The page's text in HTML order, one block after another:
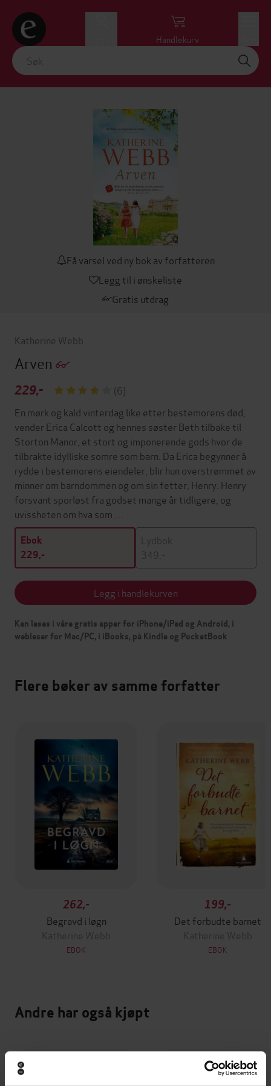
Handlekurv
Få varsel ved ny bok av forfatteren
Legg til i ønskeliste
Gratis utdrag
Katherine Webb
Arven
229,-
(6)
En mørk og kald vinterdag like etter bestemorens død,
vender Erica Calcott og hennes søster Beth tilbake til
Storton Manor, et stort og imponerende gods hvor de
tilbrakte idylliske somre som barn. Da Erica begynner å
rydde i bestemorens eiendeler, blir hun overstrømmet av
minner om barndommen og om sin fetter, Henry. Henry
forsvant sporløst fra godset mange år tidligere, og
uvissheten om hva som …
Ebok
229,-
Lydbok
349,-
Legg i handlekurven
Kan leses i våre gratis apper for iPhone/iPad og Android, i
webleser for Mac/PC, i iBooks, på Kindle og PocketBook
Flere bøker av samme forfatter
262,-
Begravd i løgn
Katherine Webb
EBOK
199,-
Det forbudte barnet
Katherine Webb
EBOK
Andre har også kjøpt